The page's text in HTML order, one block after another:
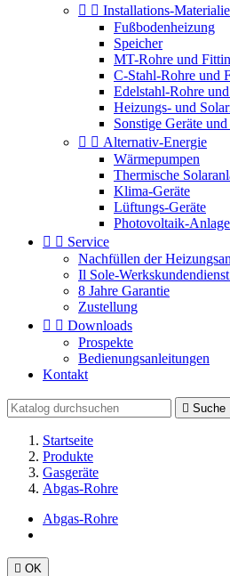
  Installations-
Fußbodenheizung
Speicher
MT-Rohre und
C-Stahl-Rohre und
Edelstahl-Rohre
Heizungs- und
Sonstige Geräte
  Alternativ-Energie
Wärmepumpen
Thermische
Klima-Geräte
Lüftungs-Geräte
Photovoltaik-
  Service
Nachfüllen der
Il Sole-
8 Jahre Garantie
Zustellung
  Downloads
Prospekte
Bedienungsanleitungen
Kontakt
 Suche
Startseite
Produkte
Gasgeräte
Abgas-Rohre
Abgas-Rohre
 OK